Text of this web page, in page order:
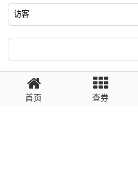
回复需填写必要信息
首页 查券